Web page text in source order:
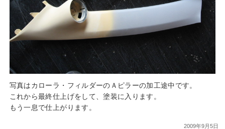
写真はカローラ・フィルダーのＡピラーの加工途中です。
これから最終仕上げをして、塗装に入ります。
もう一息で仕上がります。
2009年9月5日